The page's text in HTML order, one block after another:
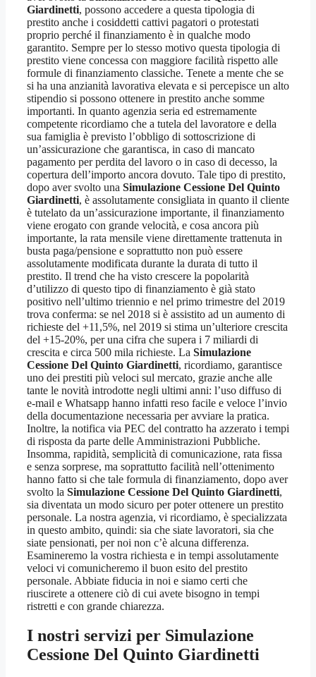
Giardinetti, possono accedere a questa tipologia di
prestito anche i cosiddetti cattivi pagatori o protestati
proprio perché il finanziamento è in qualche modo
garantito. Sempre per lo stesso motivo questa tipologia di
prestito viene concessa con maggiore facilità rispetto alle
formule di finanziamento classiche. Tenete a mente che se
si ha una anzianità lavorativa elevata e si percepisce un alto
stipendio si possono ottenere in prestito anche somme
importanti. In quanto agenzia seria ed estremamente
competente ricordiamo che a tutela del lavoratore e della
sua famiglia è previsto l’obbligo di sottoscrizione di
un’assicurazione che garantisca, in caso di mancato
pagamento per perdita del lavoro o in caso di decesso, la
copertura dell’importo ancora dovuto. Tale tipo di prestito,
dopo aver svolto una Simulazione Cessione Del Quinto
Giardinetti, è assolutamente consigliata in quanto il cliente
è tutelato da un’assicurazione importante, il finanziamento
viene erogato con grande velocità, e cosa ancora più
importante, la rata mensile viene direttamente trattenuta in
busta paga/pensione e soprattutto non può essere
assolutamente modificata durante la durata di tutto il
prestito. Il trend che ha visto crescere la popolarità
d’utilizzo di questo tipo di finanziamento è già stato
positivo nell’ultimo triennio e nel primo trimestre del 2019
trova conferma: se nel 2018 si è assistito ad un aumento di
richieste del +11,5%, nel 2019 si stima un’ulteriore crescita
del +15-20%, per una cifra che supera i 7 miliardi di
crescita e circa 500 mila richieste. La Simulazione
Cessione Del Quinto Giardinetti, ricordiamo, garantisce
uno dei prestiti più veloci sul mercato, grazie anche alle
tante le novità introdotte negli ultimi anni: l’uso diffuso di
e-mail e Whatsapp hanno infatti reso facile e veloce l’invio
della documentazione necessaria per avviare la pratica.
Inoltre, la notifica via PEC del contratto ha azzerato i tempi
di risposta da parte delle Amministrazioni Pubbliche.
Insomma, rapidità, semplicità di comunicazione, rata fissa
e senza sorprese, ma soprattutto facilità nell’ottenimento
hanno fatto si che tale formula di finanziamento, dopo aver
svolto la Simulazione Cessione Del Quinto Giardinetti,
sia diventata un modo sicuro per poter ottenere un prestito
personale. La nostra agenzia, vi ricordiamo, è specializzata
in questo ambito, quindi: sia che siate lavoratori, sia che
siate pensionati, per noi non c’è alcuna differenza.
Esamineremo la vostra richiesta e in tempi assolutamente
veloci vi comunicheremo il buon esito del prestito
personale. Abbiate fiducia in noi e siamo certi che
riuscirete a ottenere ciò di cui avete bisogno in tempi
ristretti e con grande chiarezza.
I nostri servizi per Simulazione
Cessione Del Quinto Giardinetti